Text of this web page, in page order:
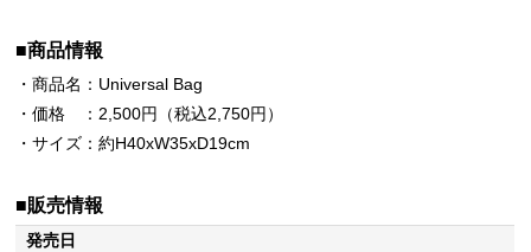
■商品情報
・商品名：Universal Bag
・価格 ：2,500円（税込2,750円）
・サイズ：約H40xW35xD19cm
■販売情報
発売日